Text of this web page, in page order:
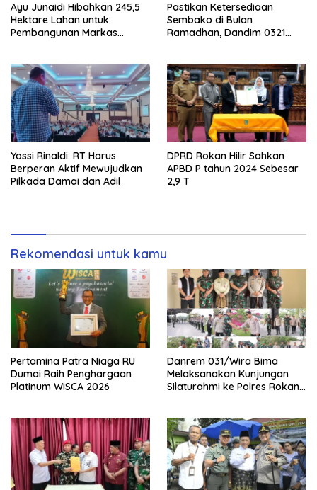
Ayu Junaidi Hibahkan 245,5
Hektare Lahan untuk
Pembangunan Markas
Pastikan Ketersediaan
Sembako di Bulan
Ramadhan, Dandim 0321
Datuk Rubiah
Yossi Rinaldi: RT Harus
Berperan Aktif Mewujudkan
Pilkada Damai dan Adil
DPRD Rokan Hilir Sahkan
APBD P tahun 2024 Sebesar
2,9 T
Rekomendasi untuk kamu
Pertamina Patra Niaga RU
Dumai Raih Penghargaan
Platinum WISCA 2026
Danrem 031/Wira Bima
Melaksanakan Kunjungan
Silaturahmi ke Polres Rokan